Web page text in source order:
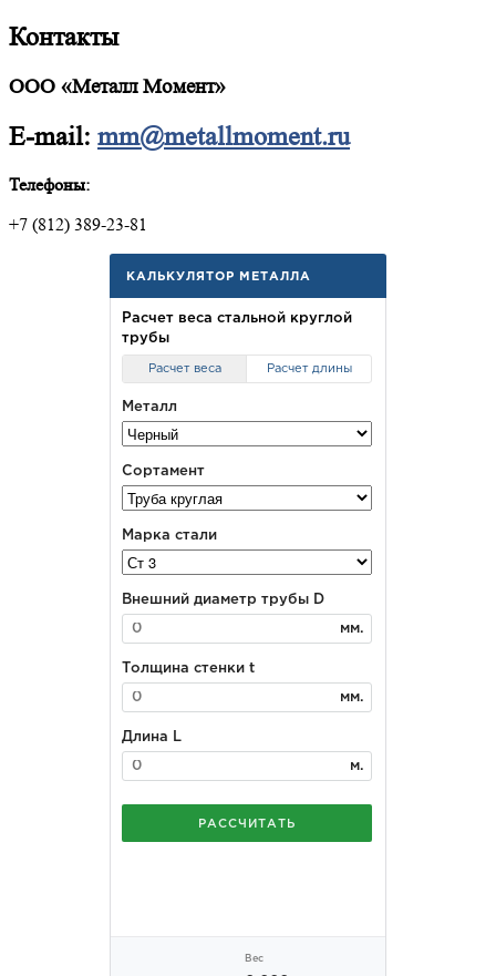
Контакты
ООО «Металл Момент»
E-mail: mm@metallmoment.ru
Телефоны:
+7 (812) 389-23-81